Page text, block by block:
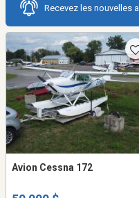
Recevez les nouvelles
Avion Cessna 172